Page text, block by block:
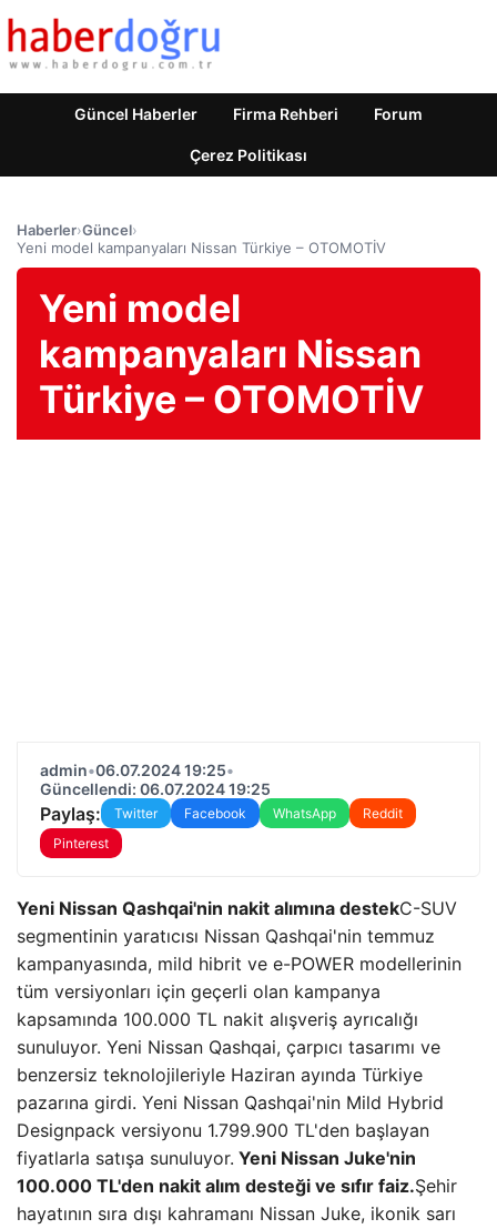
Güncel Haberler Firma Rehberi Forum
Çerez Politikası
Haberler›Güncel›
Yeni model kampanyaları Nissan Türkiye – OTOMOTİV
Yeni model
kampanyaları Nissan
Türkiye – OTOMOTİV
admin•06.07.2024 19:25•
Güncellendi: 06.07.2024 19:25
Paylaş: Twitter Facebook WhatsApp
Reddit
Pinterest
Yeni Nissan Qashqai'nin nakit alımına destekC-SUV
segmentinin yaratıcısı Nissan Qashqai'nin temmuz
kampanyasında, mild hibrit ve e-POWER modellerinin
tüm versiyonları için geçerli olan kampanya
kapsamında 100.000 TL nakit alışveriş ayrıcalığı
sunuluyor. Yeni Nissan Qashqai, çarpıcı tasarımı ve
benzersiz teknolojileriyle Haziran ayında Türkiye
pazarına girdi. Yeni Nissan Qashqai'nin Mild Hybrid
Designpack versiyonu 1.799.900 TL'den başlayan
fiyatlarla satışa sunuluyor. Yeni Nissan Juke'nin
100.000 TL'den nakit alım desteği ve sıfır faiz.Şehir
hayatının sıra dışı kahramanı Nissan Juke, ikonik sarı